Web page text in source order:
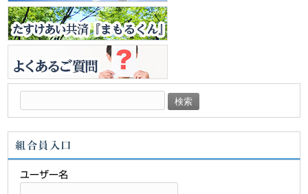
索:
組合員入口
ユーザー名